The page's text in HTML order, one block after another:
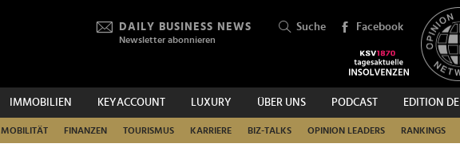
DAILY BUSINESS NEWS
Newsletter abonnieren
Suche Facebook
IMMOBILIEN KEYACCOUNT LUXURY ÜBER UNS PODCAST EDITION DE
MOBILITÄT FINANZEN TOURISMUS KARRIERE BIZ-TALKS OPINION LEADERS RANKINGS
SUCHEN